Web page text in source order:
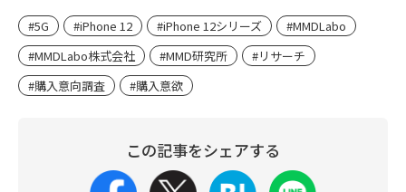
#5G #iPhone 12 #iPhone 12シリーズ
#MMDLabo
#MMDLabo株式会社
#MMD研究所
#リサーチ
#購入意向調査
#購入意欲
この記事をシェアする